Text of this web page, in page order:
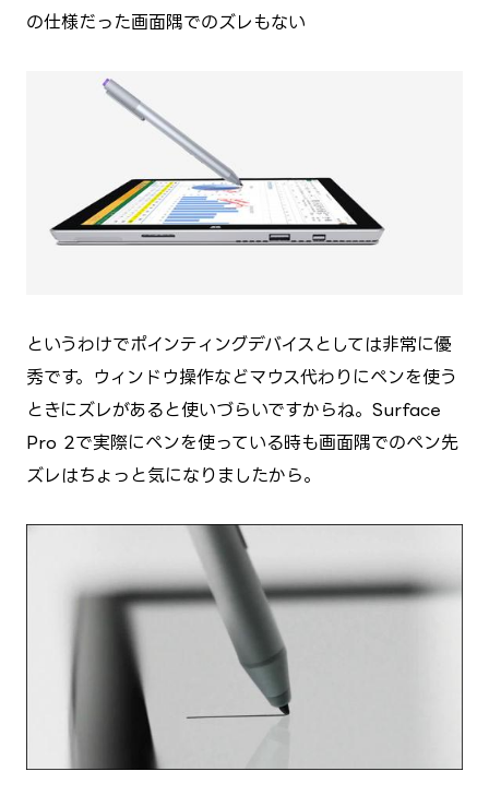
の仕様だった画面隅でのズレもない
というわけでポインティングデバイスとしては非常に優
秀です。ウィンドウ操作などマウス代わりにペンを使う
ときにズレがあると使いづらいですからね。Surface
Pro 2で実際にペンを使っている時も画面隅でのペン先
ズレはちょっと気になりましたから。